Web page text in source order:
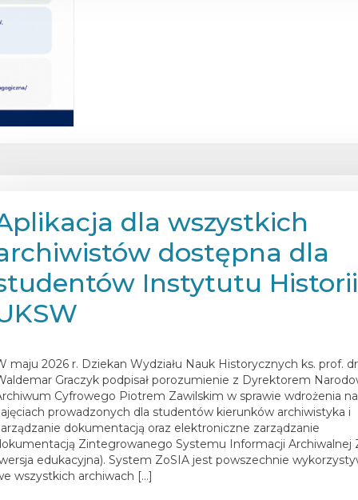
dla wszystkich
dostępna dla
Instytutu Historii
maju 2026 r. Dziekan Wydziału Nauk Historycznych ks. prof.
Graczyk podpisał porozumienie z Dyrektorem
Cyfrowego Piotrem Zawilskim w sprawie wdrożenia na
prowadzonych dla studentów kierunków archiwistyka i
dokumentacją oraz elektroniczne zarządzanie
Zintegrowanego Systemu Informacji Archiwalnej
edukacyjna). System ZoSIA jest powszechnie
wszystkich archiwach […]